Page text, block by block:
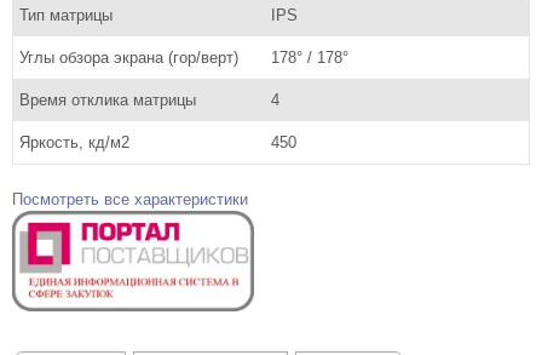
Тип матрицы IPS
Углы обзора экрана (гор/верт) 178° / 178°
Время отклика матрицы 4
Яркость, кд/м2 450
Посмотреть все характеристики